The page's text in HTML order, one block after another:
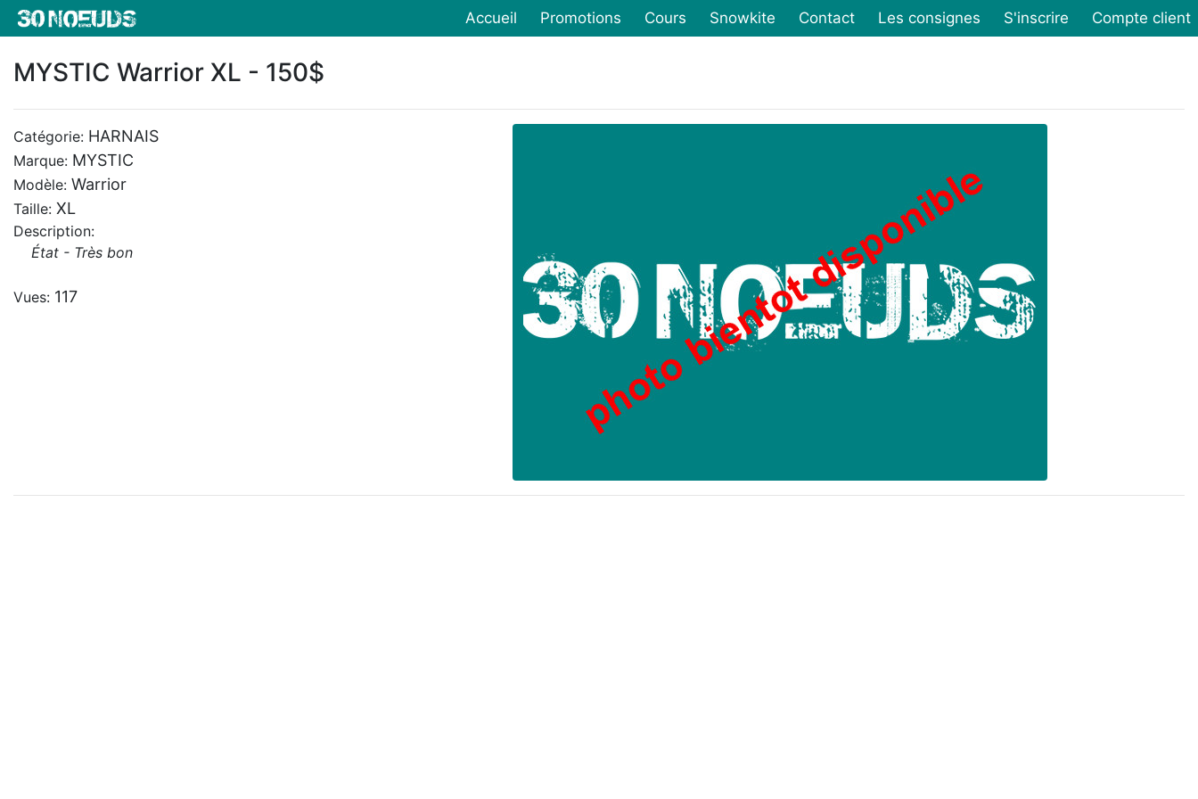
Accueil Promotions Cours Snowkite Contact Les consignes S'inscrire Compte client
MYSTIC Warrior XL - 150$
Catégorie: HARNAIS
Marque: MYSTIC
Modèle: Warrior
Taille: XL
Description:
État - Très bon
Vues: 117